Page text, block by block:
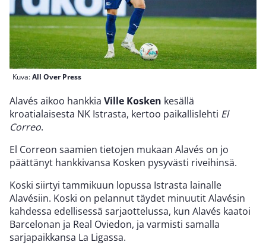
Kuva:All Over Press
Alavés aikoo hankkia Ville Kosken kesällä
kroatialaisesta NK Istrasta, kertoo paikallislehti El
Correo.
El Correon saamien tietojen mukaan Alavés on jo
päättänyt hankkivansa Kosken pysyvästi riveihinsä.
Koski siirtyi tammikuun lopussa Istrasta lainalle
Alavésiin. Koski on pelannut täydet minuutit Alavésin
kahdessa edellisessä sarjaottelussa, kun Alavés kaatoi
Barcelonan ja Real Oviedon, ja varmisti samalla
sarjapaikkansa La Ligassa.